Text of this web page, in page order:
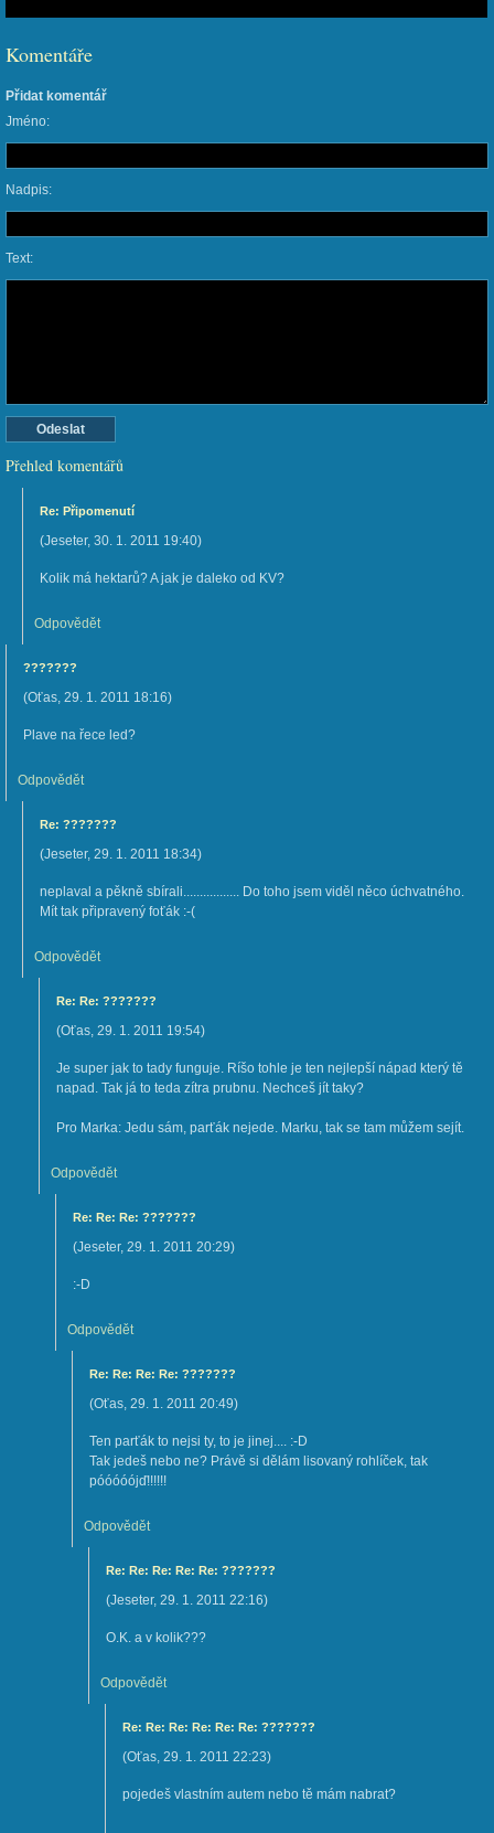
Komentáře
Přidat komentář
Jméno:
Nadpis:
Text:
Přehled komentářů
Re: Připomenutí
(Jeseter, 30. 1. 2011 19:40)
Kolik má hektarů? A jak je daleko od KV?
Odpovědět
???????
(Oťas, 29. 1. 2011 18:16)
Plave na řece led?
Odpovědět
Re: ???????
(Jeseter, 29. 1. 2011 18:34)
neplaval a pěkně sbírali................. Do toho jsem viděl něco úchvatného.
Mít tak připravený foťák :-(
Odpovědět
Re: Re: ???????
(Oťas, 29. 1. 2011 19:54)
Je super jak to tady funguje. Ríšo tohle je ten nejlepší nápad který tě
napad. Tak já to teda zítra prubnu. Nechceš jít taky?
Pro Marka: Jedu sám, parťák nejede. Marku, tak se tam můžem sejít.
Odpovědět
Re: Re: Re: ???????
(Jeseter, 29. 1. 2011 20:29)
:-D
Odpovědět
Re: Re: Re: Re: ???????
(Oťas, 29. 1. 2011 20:49)
Ten parťák to nejsi ty, to je jinej.... :-D
Tak jedeš nebo ne? Právě si dělám lisovaný rohlíček, tak
póóóóójď!!!!!!
Odpovědět
Re: Re: Re: Re: Re: ???????
(Jeseter, 29. 1. 2011 22:16)
O.K. a v kolik???
Odpovědět
Re: Re: Re: Re: Re: Re: ???????
(Oťas, 29. 1. 2011 22:23)
pojedeš vlastním autem nebo tě mám nabrat?